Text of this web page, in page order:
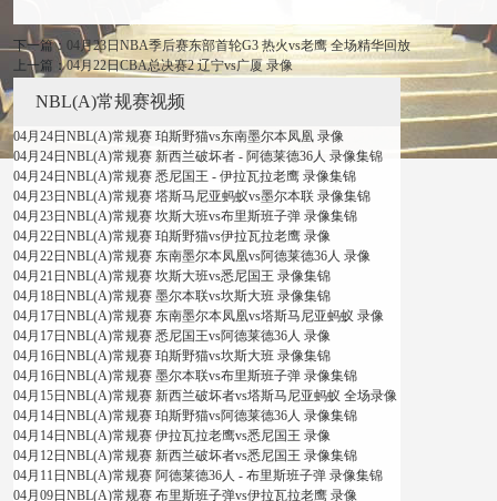
下一篇： 04月23日NBA季后赛东部首轮G3 热火vs老鹰 全场精华回放
上一篇：04月22日CBA总决赛2 辽宁vs广厦 录像
NBL(A)常规赛视频
04月24日NBL(A)常规赛 珀斯野猫vs东南墨尔本凤凰 录像
04月24日NBL(A)常规赛 新西兰破坏者 - 阿德莱德36人 录像集锦
04月24日NBL(A)常规赛 悉尼国王 - 伊拉瓦拉老鹰 录像集锦
04月23日NBL(A)常规赛 塔斯马尼亚蚂蚁vs墨尔本联 录像集锦
04月23日NBL(A)常规赛 坎斯大班vs布里斯班子弹 录像集锦
04月22日NBL(A)常规赛 珀斯野猫vs伊拉瓦拉老鹰 录像
04月22日NBL(A)常规赛 东南墨尔本凤凰vs阿德莱德36人 录像
04月21日NBL(A)常规赛 坎斯大班vs悉尼国王 录像集锦
04月18日NBL(A)常规赛 墨尔本联vs坎斯大班 录像集锦
04月17日NBL(A)常规赛 东南墨尔本凤凰vs塔斯马尼亚蚂蚁 录像
04月17日NBL(A)常规赛 悉尼国王vs阿德莱德36人 录像
04月16日NBL(A)常规赛 珀斯野猫vs坎斯大班 录像集锦
04月16日NBL(A)常规赛 墨尔本联vs布里斯班子弹 录像集锦
04月15日NBL(A)常规赛 新西兰破坏者vs塔斯马尼亚蚂蚁 全场录像
04月14日NBL(A)常规赛 珀斯野猫vs阿德莱德36人 录像集锦
04月14日NBL(A)常规赛 伊拉瓦拉老鹰vs悉尼国王 录像
04月12日NBL(A)常规赛 新西兰破坏者vs悉尼国王 录像集锦
04月11日NBL(A)常规赛 阿德莱德36人 - 布里斯班子弹 录像集锦
04月09日NBL(A)常规赛 布里斯班子弹vs伊拉瓦拉老鹰 录像